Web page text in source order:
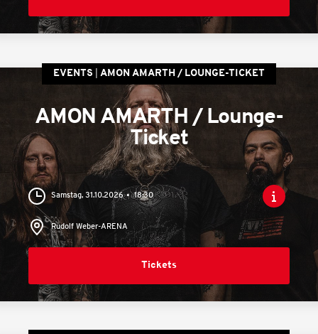
EVENTS AMON AMARTH / LOUNGE-TICKET
AMON AMARTH / Lounge-
Ticket
Samstag, 31.10.2026 18:30
Rudolf Weber-ARENA
Tickets